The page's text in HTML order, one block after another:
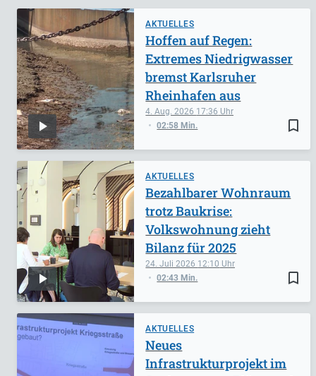
AKTUELLES
bookmark_border
4. Aug. 2026 17:36
02:58 Min.
Hoffen auf Regen:
Extremes Niedrigwasser
bremst Karlsruher
Rheinhafen aus
AKTUELLES
bookmark_border
24. Juli 2026 12:10
02:43 Min.
Bezahlbarer Wohnraum
trotz Baukrise:
Volkswohnung zieht
Bilanz für 2025
AKTUELLES
Neues
Infrastrukturprojekt im